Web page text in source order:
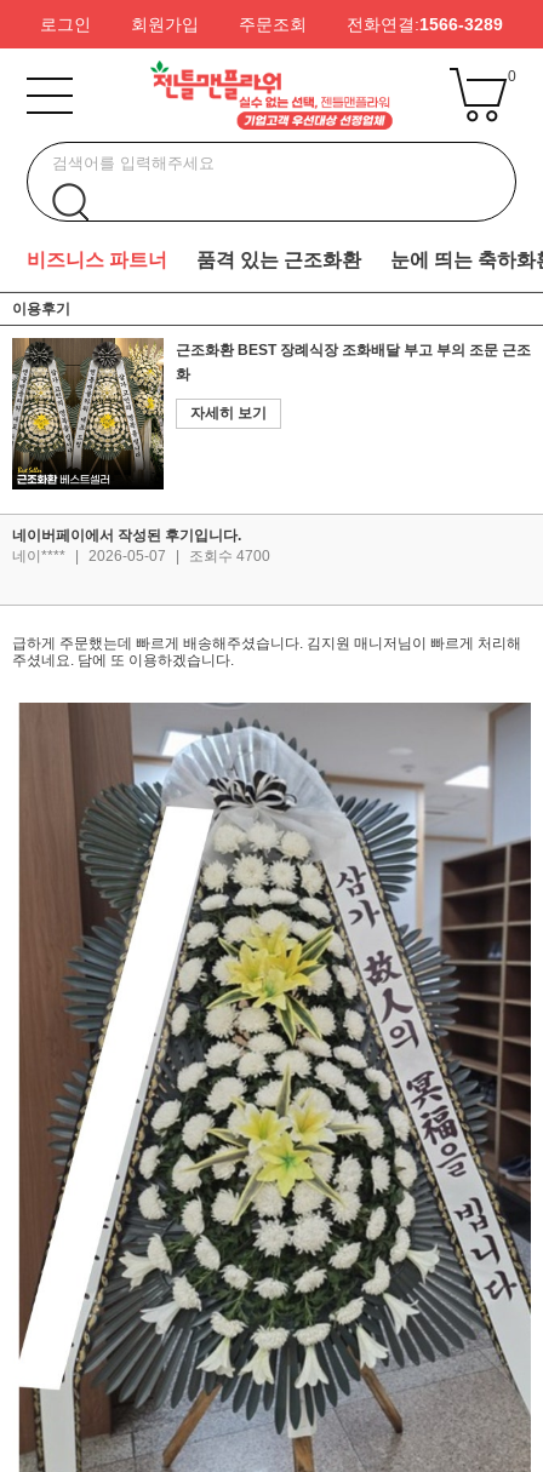
로그인 회원가입 주문조회 전화연결:1566-3289
0
비즈니스 파트너 품격 있는 근조화환 눈에 띄는 축하화
이용후기
근조화환 BEST 장례식장 조화배달 부고 부의 조문 근조
화
자세히 보기
네이버페이에서 작성된 후기입니다.
네이****
2026-05-07 조회수 4700
급하게 주문했는데 빠르게 배송해주셨습니다. 김지원 매니저님이 빠르게 처리해
주셨네요. 담에 또 이용하겠습니다.